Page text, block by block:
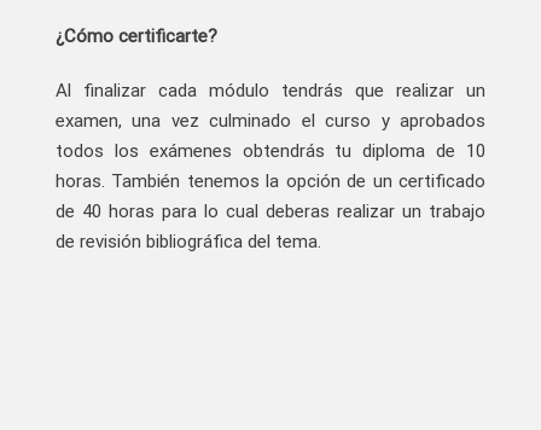
¿Cómo certificarte?
Al finalizar cada módulo tendrás que realizar un
examen, una vez culminado el curso y aprobados
todos los exámenes obtendrás tu diploma de 10
horas. También tenemos la opción de un certificado
de 40 horas para lo cual deberas realizar un trabajo
de revisión bibliográfica del tema.